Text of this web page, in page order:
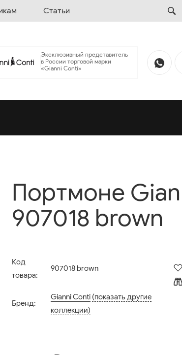
Статьи
Эксклюзивный представитель
в России торговой марки
«Gianni Conti»
Портмоне
907018 brown
Код
товара:
907018 brown
Бренд:
Gianni Conti (показать другие
коллекции)